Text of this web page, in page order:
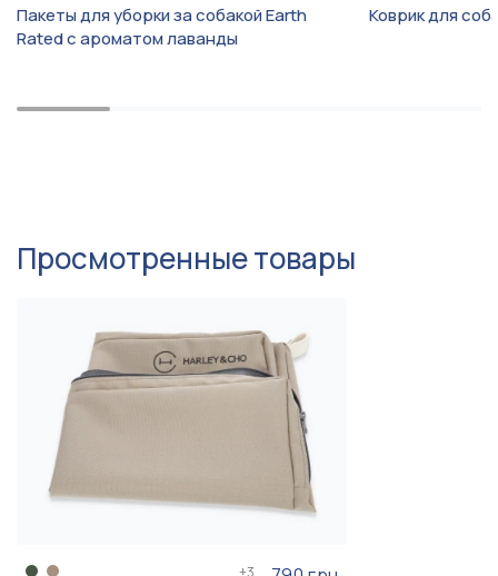
Пакеты для уборки за собакой Earth
Rated с ароматом лаванды
Коврик для
Просмотренные товары